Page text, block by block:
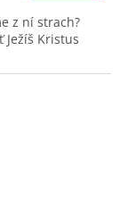
z ní strach?
Kristus